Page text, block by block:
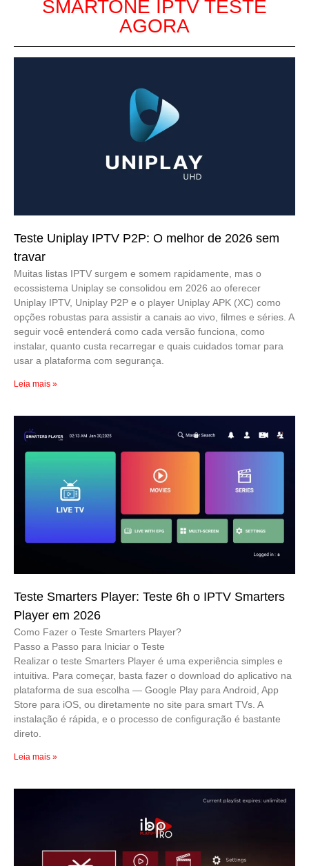
SMARTONE IPTV TESTE
AGORA
Teste Uniplay IPTV P2P: O melhor de 2026 sem
travar
Muitas listas IPTV surgem e somem rapidamente, mas o
ecossistema Uniplay se consolidou em 2026 ao oferecer
Uniplay IPTV, Uniplay P2P e o player Uniplay APK (XC) como
opções robustas para assistir a canais ao vivo, filmes e séries. A
seguir você entenderá como cada versão funciona, como
instalar, quanto custa recarregar e quais cuidados tomar para
usar a plataforma com segurança.
Leia mais »
Teste Smarters Player: Teste 6h o IPTV Smarters
Player em 2026
Como Fazer o Teste Smarters Player?
Passo a Passo para Iniciar o Teste
Realizar o teste Smarters Player é uma experiência simples e
intuitiva. Para começar, basta fazer o download do aplicativo na
plataforma de sua escolha — Google Play para Android, App
Store para iOS, ou diretamente no site para smart TVs. A
instalação é rápida, e o processo de configuração é bastante
direto.
Leia mais »